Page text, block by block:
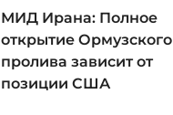
МИД Ирана: Полное
открытие Ормузского
пролива зависит от
позиции США